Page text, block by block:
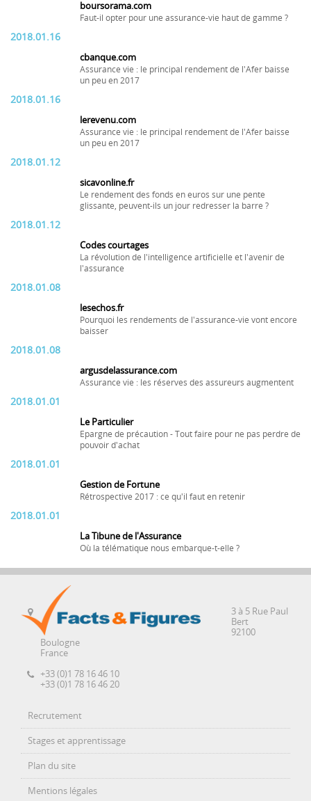
boursorama.com
Faut-il opter pour une assurance-vie haut de gamme ?
2018.01.16
cbanque.com
Assurance vie : le principal rendement de l'Afer baisse
un peu en 2017
2018.01.16
lerevenu.com
Assurance vie : le principal rendement de l'Afer baisse
un peu en 2017
2018.01.12
sicavonline.fr
Le rendement des fonds en euros sur une pente
glissante, peuvent-ils un jour redresser la barre ?
2018.01.12
Codes courtages
La révolution de l'intelligence artificielle et l'avenir de
l'assurance
2018.01.08
lesechos.fr
Pourquoi les rendements de l'assurance-vie vont encore
baisser
2018.01.08
argusdelassurance.com
Assurance vie : les réserves des assureurs augmentent
2018.01.01
Le Particulier
Epargne de précaution - Tout faire pour ne pas perdre de
pouvoir d'achat
2018.01.01
Gestion de Fortune
Rétrospective 2017 : ce qu'il faut en retenir
2018.01.01
La Tibune de l'Assurance
Où la télématique nous embarque-t-elle ?
3 à 5 Rue Paul
Bert
92100
Boulogne
France
+33 (0)1 78 16 46 10
+33 (0)1 78 16 46 20
Recrutement
Stages et apprentissage
Plan du site
Mentions légales